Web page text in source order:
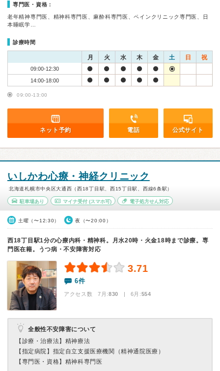
専門医・資格：
老年精神専門医、精神科専門医、麻酔科専門医、ペインクリニック専門医、日
本睡眠学…
診療時間
月 火 水 木 金 土 日 祝
09:00-12:30
14:00-18:00
09:00-13:00
ネット予約 電話 公式サイト
いしかわ心療・神経クリニック
北海道札幌市中央区大通西（西18丁目駅、西15丁目駅、西線6条駅）
駐車場あり マイナ受付(スマホ可) 電子処方せん対応
土曜（〜12:30） 夜（〜20:00）
西18丁目駅1分の心療内科・精神科。月水20時・火金18時まで診療。専
門医在籍。うつ病・不安障害対応
3.71
6件
アクセス数 7月:830 | 6月:554
全般性不安障害について
【診療・治療法】 精神療法
【指定病院】 指定自立支援医療機関（精神通院医療）
【専門医・資格】 精神科専門医